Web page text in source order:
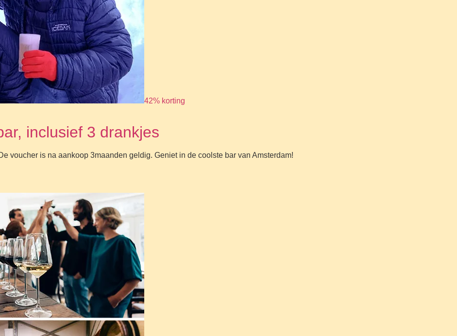
42% korting
inclusief 3 drankjes
voucher is na aankoop 3maanden geldig. Geniet in de coolste bar van Amsterdam!